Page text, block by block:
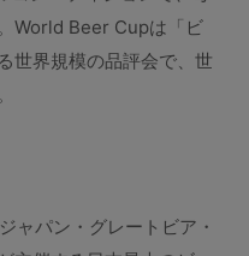
World Beer Cupは「ビ
世界規模の品評会で、世
ャパン・グレートビア・